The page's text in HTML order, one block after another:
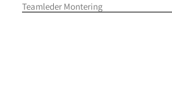
Teamleder Montering